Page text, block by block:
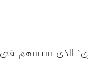
الذي سيسهم في